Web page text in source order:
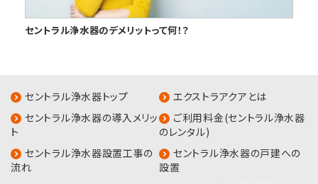
セントラル浄水器のデメリットって何！？
セントラル浄水器トップ
エクストラアクアとは
セントラル浄水器の導入メリッ
ト
ご利用料金(セントラル浄水器
のレンタル)
セントラル浄水器設置工事の
流れ
セントラル浄水器の戸建への
設置